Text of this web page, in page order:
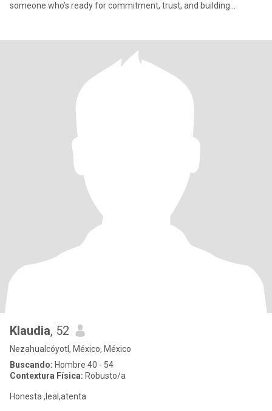
someone who’s ready for commitment, trust, and building
Klaudia, 52
Nezahualcóyotl, México, México
Buscando: Hombre 40 - 54
Contextura Física: Robusto/a
Honesta ,leal,atenta